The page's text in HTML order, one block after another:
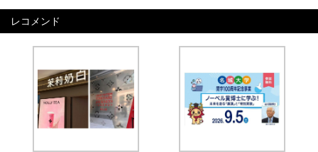
レコメンド